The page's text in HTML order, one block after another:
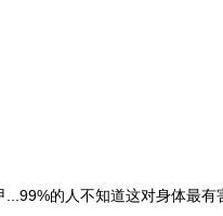
的人不知道这对身体最有